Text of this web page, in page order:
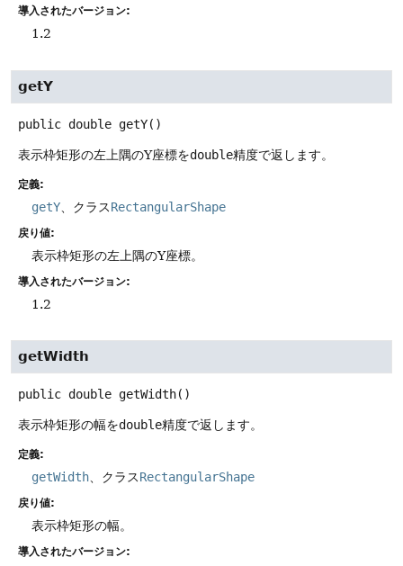
導入されたバージョン:
1.2
getY
public double getY()
表示枠矩形の左上隅のY座標をdouble精度で返します。
定義:
getY 、クラスRectangularShape
戻り値:
表示枠矩形の左上隅のY座標。
導入されたバージョン:
1.2
getWidth
public double getWidth()
表示枠矩形の幅をdouble精度で返します。
定義:
getWidth、クラスRectangularShape
戻り値:
表示枠矩形の幅。
導入されたバージョン: